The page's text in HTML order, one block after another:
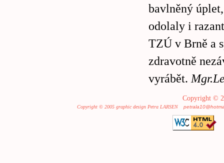
bavlněný
odolaly i
TZÚ v Brně a
zdravotně
vyrábět.
Copyright ©
Copyright © 2005 graphic design Petra LARSEN